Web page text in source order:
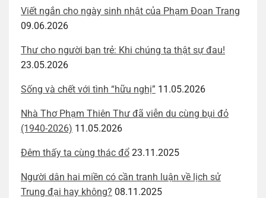
Viết ngắn cho ngày sinh nhật của Phạm Đoan Trang
09.06.2026
Thư cho người bạn trẻ: Khi chúng ta thật sự đau!
23.05.2026
Sống và chết với tình “hữu nghị” 11.05.2026
Nhà Thơ Phạm Thiên Thư đã viễn du cùng bụi đỏ
(1940-2026) 11.05.2026
Đêm thấy ta cùng thác đổ 23.11.2025
Người dân hai miền có cần tranh luận về lịch sử
Trung đại hay không? 08.11.2025